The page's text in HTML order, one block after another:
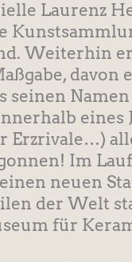
Laurenz
Weiterhin
davon
seinen
eines
Erzrivale…)
Im
neuen
der Welt
für